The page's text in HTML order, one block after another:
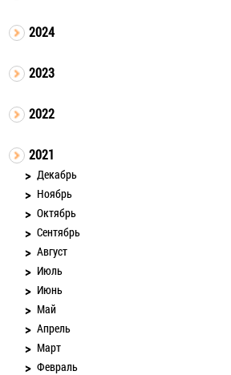
2024
2023
2022
2021
Декабрь
Ноябрь
Октябрь
Сентябрь
Август
Июль
Июнь
Май
Апрель
Март
Февраль